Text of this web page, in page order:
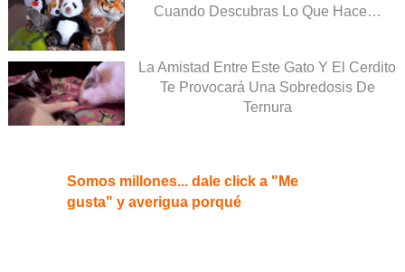
Cuando Descubras Lo Que Hace…
La Amistad Entre Este Gato Y El Cerdito
Te Provocará Una Sobredosis De
Ternura
Somos millones... dale click a "Me
gusta" y averigua porqué